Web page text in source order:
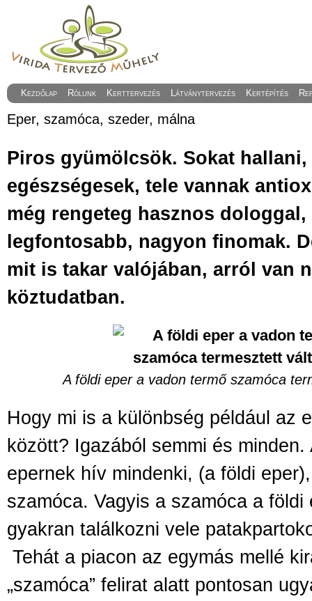
Kezdőlap Rólunk Kerttervezés Látványtervezés Kertépítés
Eper, szamóca, szeder, málna
Piros gyümölcsök. Sokat
egészségesek, tele vannak
még rengeteg hasznos dologgal,
legfontosabb, nagyon finomak.
mit is takar valójában, arról van
köztudatban.
A földi eper a vadon termő szamóca
Hogy mi is a különbség például az
között? Igazából semmi és
epernek hív mindenki, (a földi
szamóca. Vagyis a szamóca a
gyakran találkozni vele
Tehát a piacon az egymás mellé
„szamóca” felirat alatt pontosan